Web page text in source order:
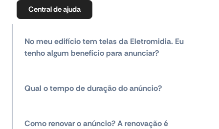
Central de ajuda
No meu edifício tem telas da Eletromidia. Eu
tenho algum benefício para anunciar?
Qual o tempo de duração do anúncio?
Como renovar o anúncio? A renovação é